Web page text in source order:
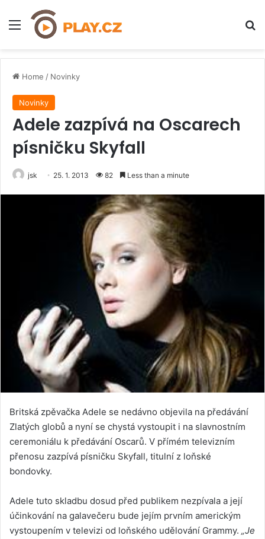
Menu
Home / Novinky
Novinky
Adele zazpívá na Oscarech
písničku Skyfall
jsk 25. 1. 2013 82 Less than a minute
Britská zpěvačka Adele se nedávno objevila na předávání
Zlatých globů a nyní se chystá vystoupit i na slavnostním
ceremoniálu k předávání Oscarů. V přímém televizním
přenosu zazpívá písničku Skyfall, titulní z loňské
bondovky.
Adele tuto skladbu dosud před publikem nezpívala a její
účinkování na galavečeru bude jejím prvním americkým
vystoupením v televizi od loňského udělování Grammy. „Je